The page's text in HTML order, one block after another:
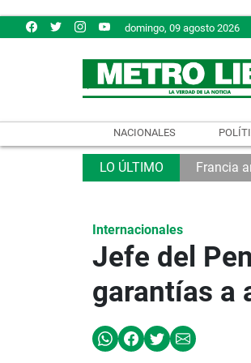
domingo, 09 agosto 2026
NACIONALES
Francia
Internacionales
Jefe del
garantías a